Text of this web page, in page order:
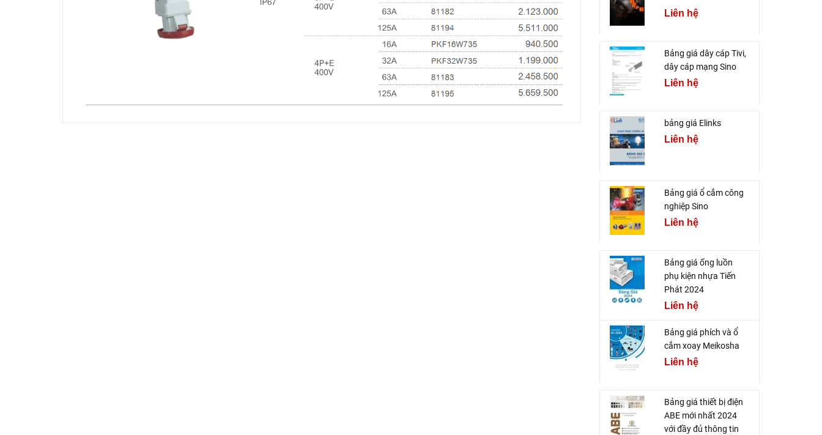
Liên hệ
Bảng giá dây cáp Tivi,
dây cáp mạng Sino
Liên hệ
bảng giá Elinks
Liên hệ
Bảng giá ổ cắm công
nghiệp Sino
Liên hệ
Bảng giá ống luồn
phụ kiện nhựa Tiến
Phát 2024
Liên hệ
Bảng giá phích và ổ
cắm xoay Meikosha
Liên hệ
Bảng giá thiết bị điện
ABE mới nhất 2024
với đầy đủ thông tin